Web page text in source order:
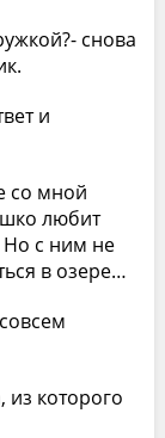
снова
и
со мной
любит
Но с ним не
в озере…
из которого